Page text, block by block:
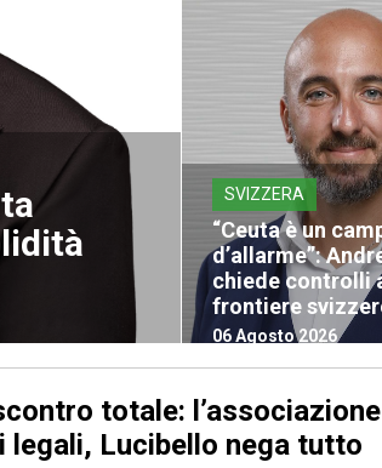
SVIZZERA
“Ceuta è un
d’allarme”:
chiede controlli
frontiere
06 Agosto 2026
totale: l’associazione
legali, Lucibello nega tutto